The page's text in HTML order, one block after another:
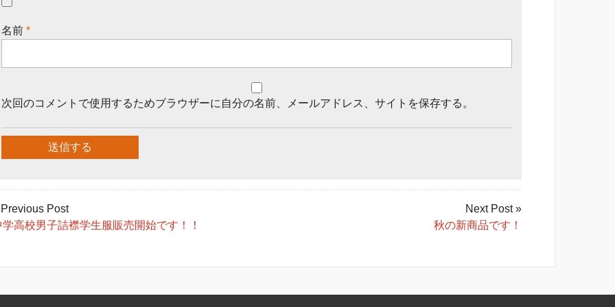
名前 *
次回のコメントで使用するためブラウザーに自分の名前、メールアドレス、サイトを保存する。
Post
学高校男子詰襟学生服販売開始です！！
Next Post »
秋の新商品です！